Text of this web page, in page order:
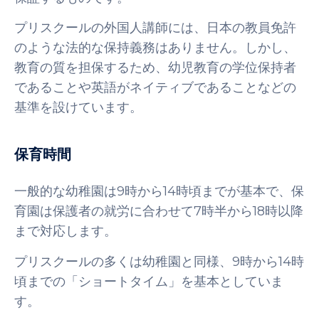
プリスクールの外国人講師には、日本の教員免許
のような法的な保持義務はありません。しかし、
教育の質を担保するため、幼児教育の学位保持者
であることや英語がネイティブであることなどの
基準を設けています。
保育時間
一般的な幼稚園は9時から14時頃までが基本で、保
育園は保護者の就労に合わせて7時半から18時以降
まで対応します。
プリスクールの多くは幼稚園と同様、9時から14時
頃までの「ショートタイム」を基本としていま
す。